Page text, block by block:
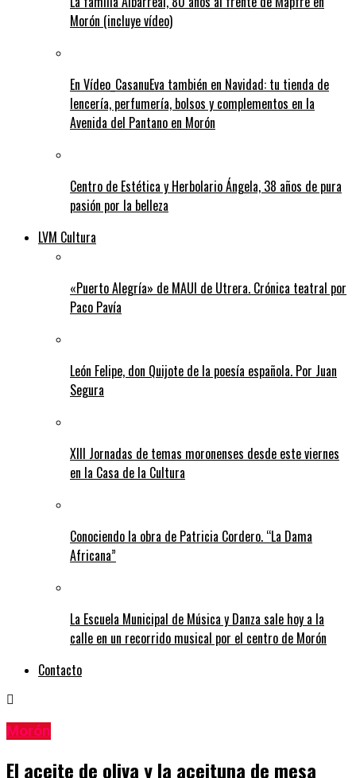
Morón (incluye vídeo)
En Vídeo_CasanuEva también en Navidad: tu tienda de
lencería, perfumería, bolsos y complementos en la
Avenida del Pantano en Morón
Centro de Estética y Herbolario Ángela, 38 años de pura
pasión por la belleza
LVM Cultura
«Puerto Alegría» de MAUI de Utrera. Crónica teatral por
Paco Pavía
León Felipe, don Quijote de la poesía española. Por Juan
Segura
XIII Jornadas de temas moronenses desde este viernes
en la Casa de la Cultura
Conociendo la obra de Patricia Cordero. “La Dama
Africana”
La Escuela Municipal de Música y Danza sale hoy a la
calle en un recorrido musical por el centro de Morón
Contacto
Morón
El aceite de oliva y la aceituna de mesa